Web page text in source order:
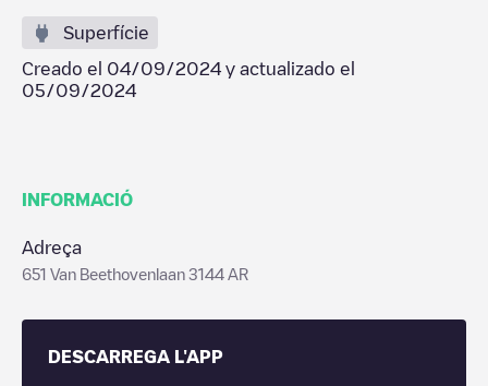
Superfície
Creado el 04/09/2024 y actualizado el
05/09/2024
INFORMACIÓ
Adreça
651 Van Beethovenlaan 3144 AR
DESCARREGA L'APP